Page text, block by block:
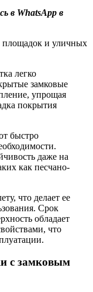
в WhatsApp в
площадок и уличных
легко
замковые
упрощая
покрытия
быстро
даже на
как песчано-
что делает ее
Срок
обладает
что
с замковым